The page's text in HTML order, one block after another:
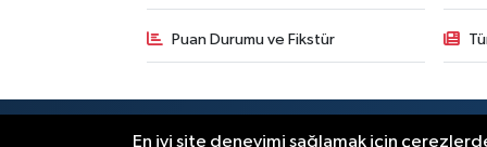
Puan Durumu ve Fikstür
RSS Copyright © 2026. Her hakkı
En iyi site deneyimi sağlamak için